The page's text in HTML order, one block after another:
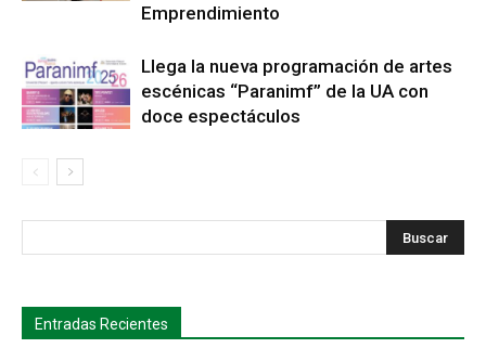
Emprendimiento
Llega la nueva programación de artes
escénicas “Paranimf” de la UA con
doce espectáculos
Entradas Recientes